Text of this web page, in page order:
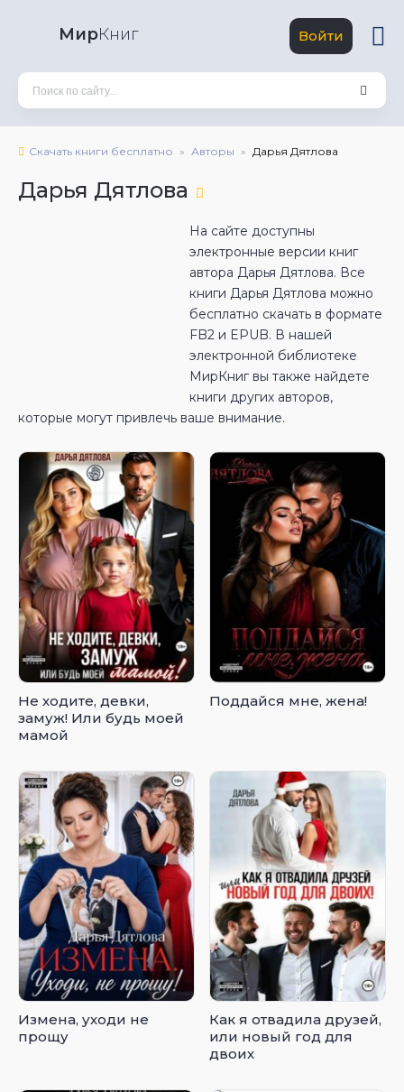
МирКниг Войти
Скачать книги бесплатно Авторы Дарья Дятлова
Дарья Дятлова
На сайте доступны
электронные версии книг
автора Дарья Дятлова. Все
книги Дарья Дятлова можно
бесплатно скачать в формате
FB2 и EPUB. В нашей
электронной библиотеке
МирКниг вы также найдете
книги других авторов,
которые могут привлечь ваше внимание.
Не ходите, девки,
замуж! Или будь моей
мамой
Поддайся мне, жена!
Измена, уходи не
прощу
Как я отвадила друзей,
или новый год для
двоих